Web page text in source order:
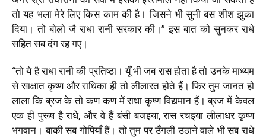
तो यह भला मेरे लिए किस काम की है। जिसने भी सुनी बस शीश झुका
दिया। तो बोलो जै राधा रानी सरकार की।” इस बात को सुनकर राधे
सहित सब दंग रह गए।
“तो ये है राधा रानी की प्रतिष्ठा। यूँ भी जब रास होता है तो उनके माध्यम
से साक्षात कृष्ण और राधिका ही तो लीलारत होते हैं। फिर तुम जानत हो
लाला कि ब्रज के तो कण कण में राधा कृष्ण विद्यमान हैं। ब्रज में केवल
एक ही पुरूष है राधे, और वे हैं बंसी बजइया, रास रचइया लीलाधर कृष्ण
भगवान। बाकी सब गोपियाँ हैं। तो तुम पर उँगली उठाने वाले भी सब राधे